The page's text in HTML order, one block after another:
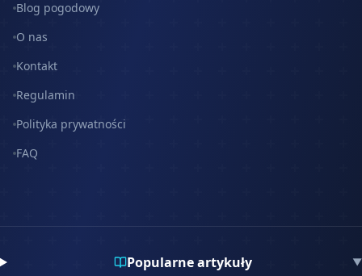
Blog pogodowy
O nas
Kontakt
Regulamin
Polityka prywatności
FAQ
Popularne artykuły ▼